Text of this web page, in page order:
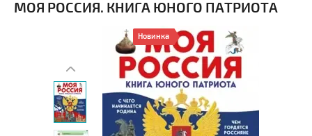
МОЯ РОССИЯ. КНИГА ЮНОГО ПАТРИОТА
Новинка